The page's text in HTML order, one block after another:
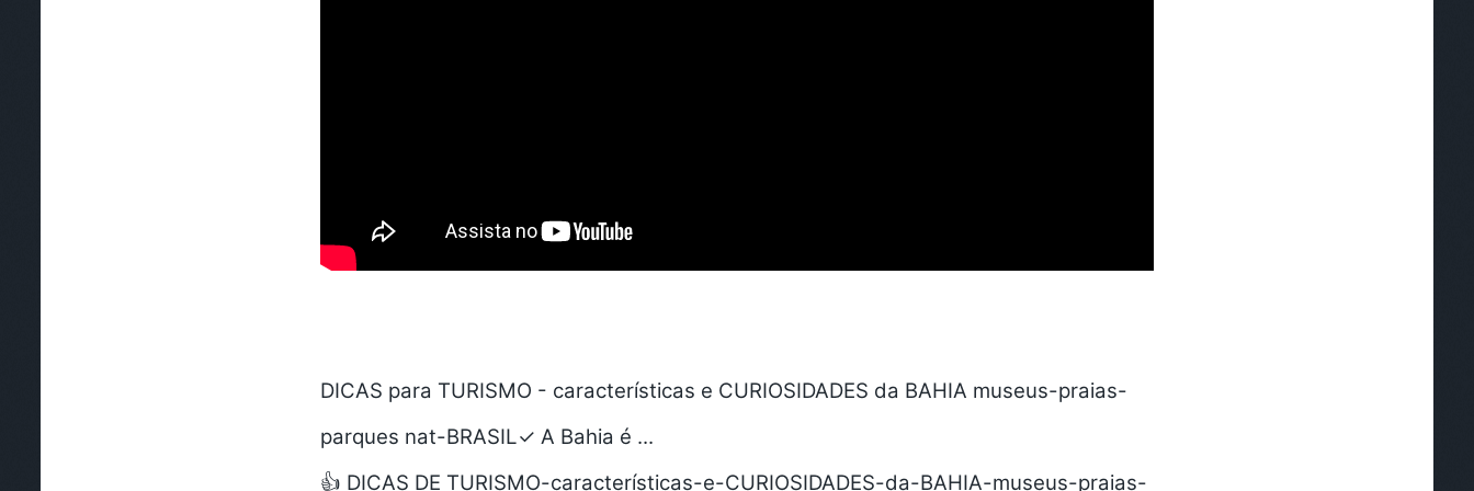
DICAS para TURISMO - características e CURIOSIDADES da BAHIA museus-praias-
parques nat-BRASIL✓ A Bahia é ...
👍 DICAS DE TURISMO-características-e-CURIOSIDADES-da-BAHIA-museus-praias-